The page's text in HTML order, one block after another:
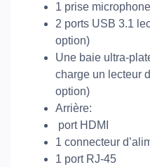
1 prise
2 ports USB 3.1
option)
Une baie ultra-
charge un lecteur
option)
Arrière:
port HDMI
1 connecteur
1 port RJ-45